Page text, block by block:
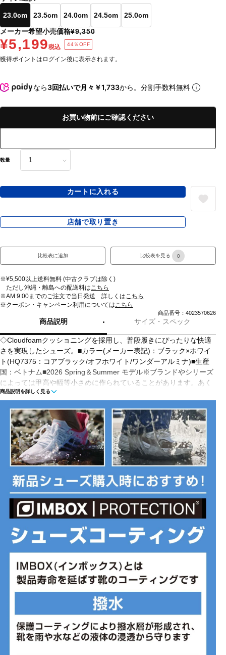
23.0cm 23.5cm 24.0cm 24.5cm
25.0cm
メーカー希望小売価格¥9,350
¥5,199税込 44％OFF
獲得ポイントはログイン後に表示されます。
なら3回払いで月々￥1,733から。分割手数料無料
お買い物前にご確認ください
数量
カートに入れる
店舗で取り置き
比較表に追加 比較表を見る 0
※¥5,500以上送料無料 (中古クラブは除く)
ただし沖縄・離島への配送料はこちら
※AM 9:00までのご注文で当日発送 詳しくはこちら
※クーポン・キャンペーン利用についてはこちら
商品番号：4023570626
商品説明 サイズ・スペック
◇Cloudfoamクッショニングを採用し、普段履きにぴったりな快適
さを実現したシューズ。■カラー(メーカー表記)：ブラック×ホワイ
ト(HQ7375：コアブラック/オフホワイト/ワンダーアルミナ)■生産
国：ベトナム■2026 Spring＆Summer モデル※ブランドやシリーズ
によっては甲高や幅等小さめに作られていることがあります。あく
まで目安としてご判断ください。
■メーカー型番：HQ7375
商品説明を詳しく見る